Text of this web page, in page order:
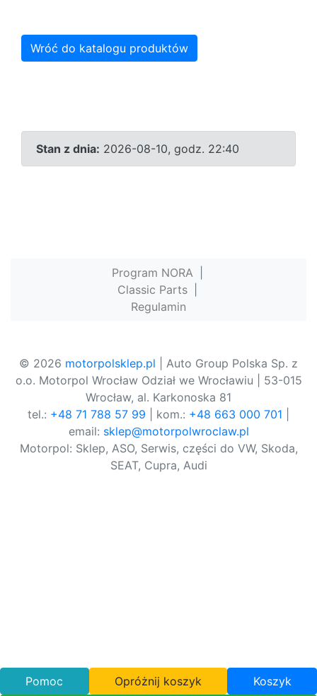
Wróć do katalogu produktów
Stan z dnia: 2026-08-10, godz. 22:40
Program NORA
Classic Parts
Regulamin
© 2026 motorpolsklep.pl | Auto Group Polska Sp. z
o.o. Motorpol Wrocław Odział we Wrocławiu | 53-015
Wrocław, al. Karkonoska 81
tel.: +48 71 788 57 99 | kom.: +48 663 000 701
email: sklep@motorpolwroclaw.pl
Motorpol: Sklep, ASO, Serwis, części do VW, Skoda,
SEAT, Cupra, Audi
Pomoc Opróżnij koszyk Koszyk